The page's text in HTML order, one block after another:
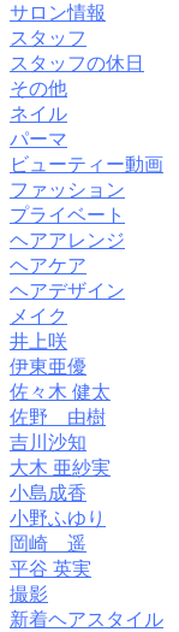
サロン情報
スタッフ
スタッフの休日
その他
ネイル
パーマ
ビューティー動画
ファッション
プライベート
ヘアアレンジ
ヘアケア
ヘアデザイン
メイク
井上咲
伊東亜優
佐々木 健太
佐野 由樹
吉川沙知
大木 亜紗実
小島成香
小野ふゆり
岡崎 遥
平谷 英実
撮影
新着ヘアスタイル